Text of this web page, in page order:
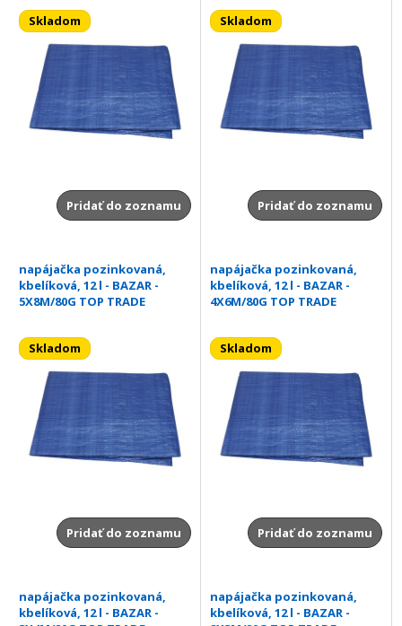
Skladom
Pridať do zoznamu
Skladom
Pridať do zoznamu
napájačka pozinkovaná,
kbelíková, 12 l - BAZAR -
5X8M/80G TOP TRADE
Skladom
Pridať do zoznamu
napájačka pozinkovaná,
kbelíková, 12 l - BAZAR -
4X6M/80G TOP TRADE
Skladom
Pridať do zoznamu
napájačka pozinkovaná,
kbelíková, 12 l - BAZAR -
napájačka pozinkovaná,
kbelíková, 12 l - BAZAR -